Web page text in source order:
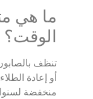
ما هي
الوقت؟
تنظف
أو إعادة
منخفضة